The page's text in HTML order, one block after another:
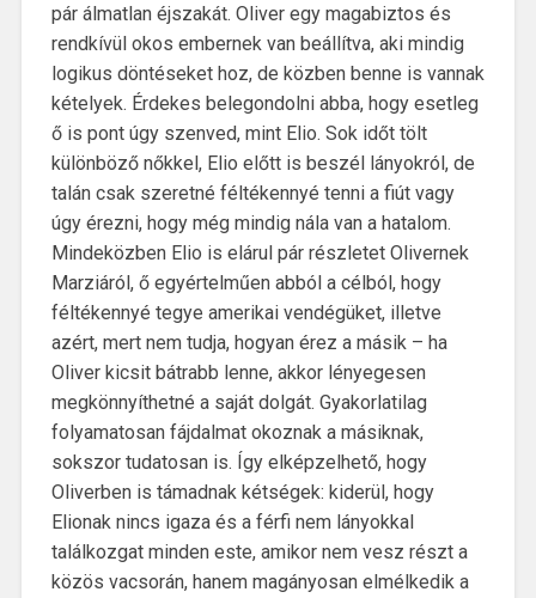
pár álmatlan éjszakát. Oliver egy magabiztos és
rendkívül okos embernek van beállítva, aki mindig
logikus döntéseket hoz, de közben benne is vannak
kételyek. Érdekes belegondolni abba, hogy esetleg
ő is pont úgy szenved, mint Elio. Sok időt tölt
különböző nőkkel, Elio előtt is beszél lányokról, de
talán csak szeretné féltékennyé tenni a fiút vagy
úgy érezni, hogy még mindig nála van a hatalom.
Mindeközben Elio is elárul pár részletet Olivernek
Marziáról, ő egyértelműen abból a célból, hogy
féltékennyé tegye amerikai vendégüket, illetve
azért, mert nem tudja, hogyan érez a másik – ha
Oliver kicsit bátrabb lenne, akkor lényegesen
megkönnyíthetné a saját dolgát. Gyakorlatilag
folyamatosan fájdalmat okoznak a másiknak,
sokszor tudatosan is. Így elképzelhető, hogy
Oliverben is támadnak kétségek: kiderül, hogy
Elionak nincs igaza és a férfi nem lányokkal
találkozgat minden este, amikor nem vesz részt a
közös vacsorán, hanem magányosan elmélkedik a